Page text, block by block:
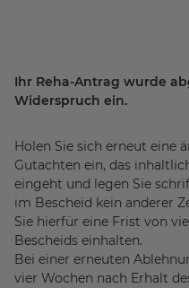
Ihr Reha-Antrag wurde
Widerspruch ein.
Holen Sie sich erneut eine
Gutachten ein, das
eingeht und legen Sie
im Bescheid kein anderer
Sie hierfür eine Frist von
Bescheids einhalten.
Bei einer erneuten
vier Wochen nach Erhalt